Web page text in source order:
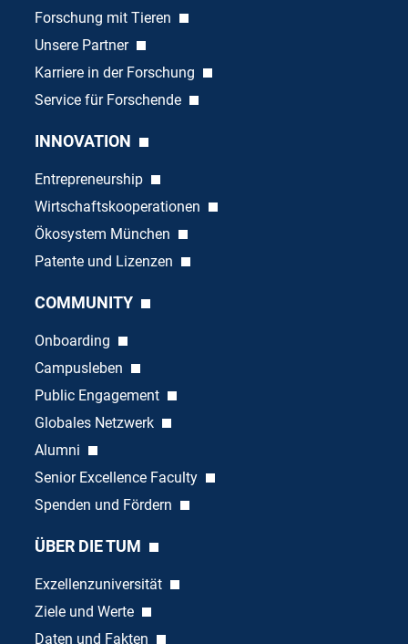
Forschung mit Tieren
Unsere Partner
Karriere in der Forschung
Service für Forschende
INNOVATION
Entrepreneurship
Wirtschaftskooperationen
Ökosystem München
Patente und Lizenzen
COMMUNITY
Onboarding
Campusleben
Public Engagement
Globales Netzwerk
Alumni
Senior Excellence Faculty
Spenden und Fördern
ÜBER DIE TUM
Exzellenzuniversität
Ziele und Werte
Daten und Fakten